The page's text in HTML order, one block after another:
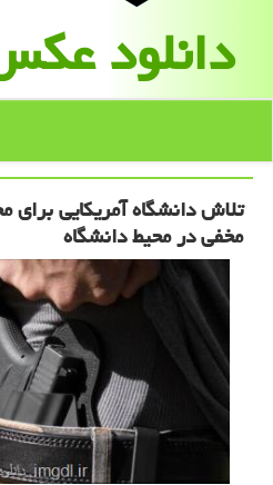
دانلود
تلاش دانشگاه آمریكایی
مخفی در محیط دانشگاه